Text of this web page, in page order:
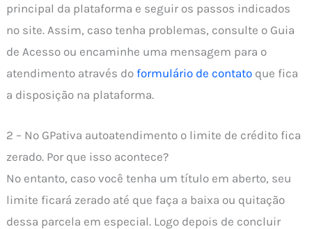
principal da plataforma e seguir os passos indicados
no site. Assim, caso tenha problemas, consulte o Guia
de Acesso ou encaminhe uma mensagem para o
atendimento através doformulário de contato que fica
a disposição na plataforma.
2 – No GPativa autoatendimento o limite de crédito fica
zerado. Por que isso acontece?
No entanto, caso você tenha um título em aberto, seu
limite ficará zerado até que faça a baixa ou quitação
dessa parcela em especial. Logo depois de concluir